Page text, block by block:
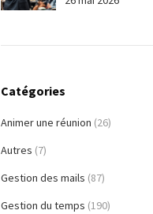
Catégories
Animer une réunion (26)
Autres (7)
Gestion des mails (87)
Gestion du temps (190)